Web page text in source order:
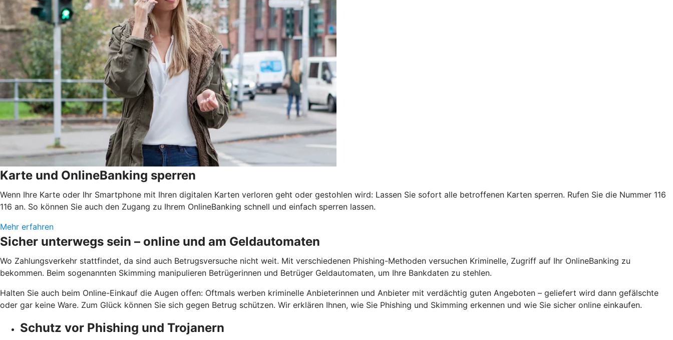
Karte und OnlineBanking sperren
Wenn Ihre Karte oder Ihr Smartphone mit Ihren digitalen Karten verloren geht oder gestohlen wird: Lassen Sie sofort alle betroffenen Karten sperren. Rufen Sie die Nummer 116
116 an. So können Sie auch den Zugang zu Ihrem OnlineBanking schnell und einfach sperren lassen.
Mehr erfahren
Sicher unterwegs sein – online und am Geldautomaten
Wo Zahlungsverkehr stattfindet, da sind auch Betrugsversuche nicht weit. Mit verschiedenen Phishing-Methoden versuchen Kriminelle, Zugriff auf Ihr OnlineBanking zu
bekommen. Beim sogenannten Skimming manipulieren Betrügerinnen und Betrüger Geldautomaten, um Ihre Bankdaten zu stehlen.
Halten Sie auch beim Online-Einkauf die Augen offen: Oftmals werben kriminelle Anbieterinnen und Anbieter mit verdächtig guten Angeboten – geliefert wird dann gefälschte
oder gar keine Ware. Zum Glück können Sie sich gegen Betrug schützen. Wir erklären Ihnen, wie Sie Phishing und Skimming erkennen und wie Sie sicher online einkaufen.
Schutz vor Phishing und Trojanern